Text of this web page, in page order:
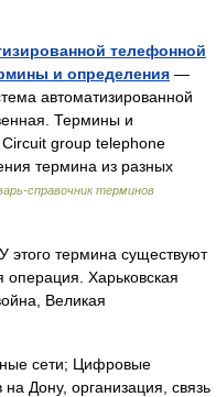
телефонной
и определения —
автоматизированной
Термины и
group telephone
термина из разных
справочник терминов
этого термина существуют
операция. Харьковская
Великая
сети; Цифровые
Дону, организация, связь